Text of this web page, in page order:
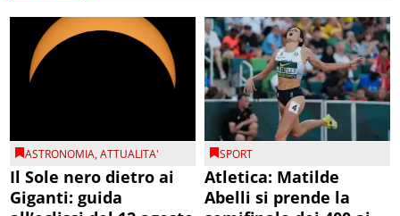
ASTRONOMIA,ATTUALITA'
Il Sole nero dietro ai
Giganti: guida
SPORT
Atletica: Matilde
Abelli si prende la